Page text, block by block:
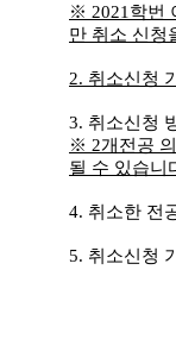
※ 2021 학번
만 취소 신청
2. 취소신청
3. 취소신청
※ 2개전공
될 수 있습니
4. 취소한 전
5. 취소신청